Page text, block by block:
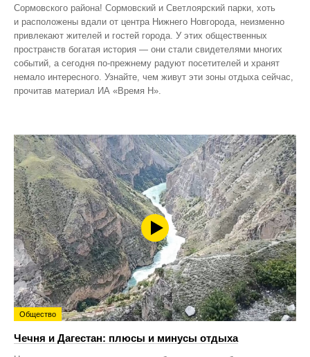
Сормовского района! Сормовский и Светлоярский парки, хоть
и расположены вдали от центра Нижнего Новгорода, неизменно
привлекают жителей и гостей города. У этих общественных
пространств богатая история — они стали свидетелями многих
событий, а сегодня по‑прежнему радуют посетителей и хранят
немало интересного. Узнайте, чем живут эти зоны отдыха сейчас,
прочитав материал ИА «Время Н».
Общество
Чечня и Дагестан: плюсы и минусы отдыха